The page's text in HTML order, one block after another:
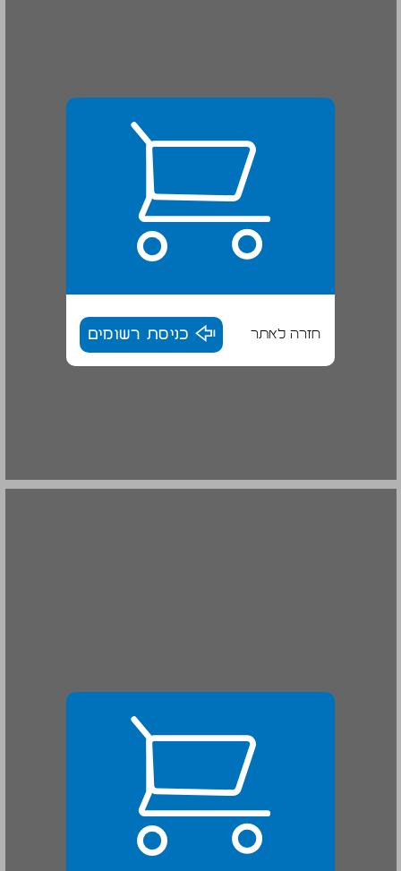
חזרה לאתר כניסת רשומים